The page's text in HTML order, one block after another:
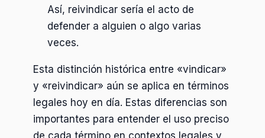
Así, reivindicar sería el acto de
defender a alguien o algo varias
veces.
Esta distinción histórica entre «vindicar»
y «reivindicar» aún se aplica en términos
legales hoy en día. Estas diferencias son
importantes para entender el uso preciso